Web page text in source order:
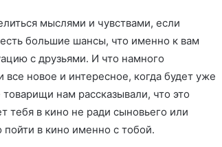
мыслями и чувствами, если
большие шансы, что именно к вам
с друзьями. И что намного
новое и интересное, когда будет уже
нам рассказывали, что это
тебя в кино не ради сыновьего или
пойти в кино именно с тобой.